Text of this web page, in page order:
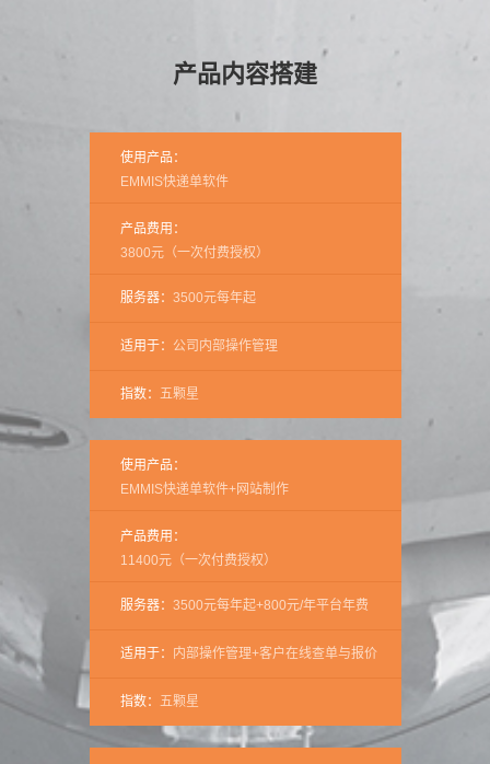
产品内容搭建
使用产品：
EMMIS快递单软件
产品费用：
3800元（一次付费授权）
服务器： 3500元每年起
适用于： 公司内部操作管理
指数： 五颗星
使用产品：
EMMIS快递单软件+网站制作
产品费用：
11400元（一次付费授权）
服务器： 3500元每年起+800元/年平台年费
适用于： 内部操作管理+客户在线查单与报价
指数： 五颗星